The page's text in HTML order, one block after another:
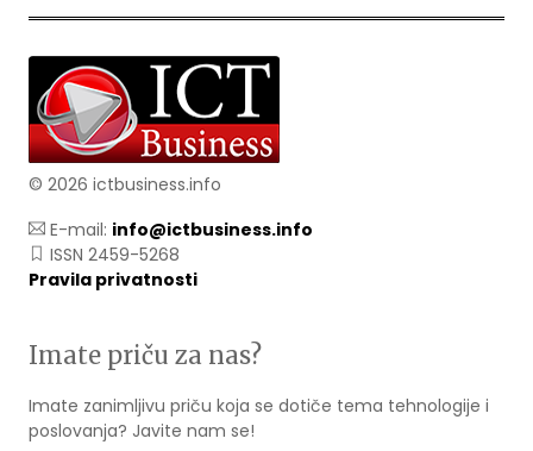
© 2026 ictbusiness.info
E-mail: info@ictbusiness.info
ISSN 2459-5268
Pravila privatnosti
Imate priču za nas?
Imate zanimljivu priču koja se dotiče tema tehnologije i
poslovanja? Javite nam se!